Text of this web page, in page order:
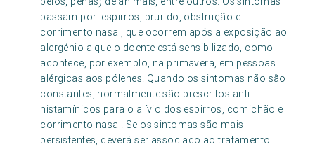
passam por: espirros, prurido, obstrução e
corrimento nasal, que ocorrem após a exposição ao
alergénio a que o doente está sensibilizado, como
acontece, por exemplo, na primavera, em pessoas
alérgicas aos pólenes. Quando os sintomas não são
constantes, normalmente são prescritos anti-
histamínicos para o alívio dos espirros, comichão e
corrimento nasal. Se os sintomas são mais
persistentes, deverá ser associado ao tratamento